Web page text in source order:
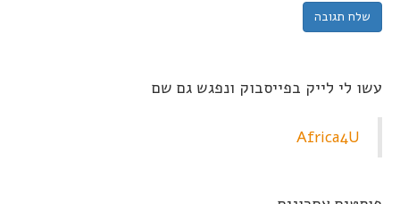
עשו לי לייק בפייסבוק ונפגש גם שם
Africa4U